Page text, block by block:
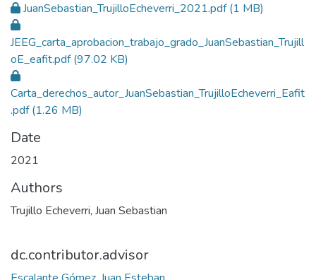
JuanSebastian_TrujilloEcheverri_2021.pdf(1 MB)
JEEG_carta_aprobacion_trabajo_grado_JuanSebastian_Trujill
oE_eafit.pdf(97.02 KB)
Carta_derechos_autor_JuanSebastian_TrujilloEcheverri_Eafit
.pdf(1.26 MB)
Date
2021
Authors
Trujillo Echeverri, Juan Sebastian
dc.contributor.advisor